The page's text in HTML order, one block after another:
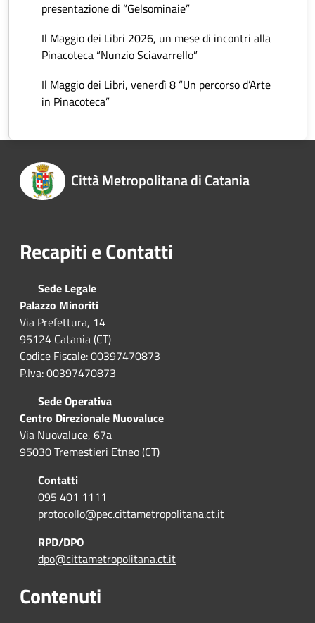
presentazione di “Gelsominaie”
Il Maggio dei Libri 2026, un mese di incontri alla
Pinacoteca “Nunzio Sciavarrello”
Il Maggio dei Libri, venerdì 8 “Un percorso d’Arte
in Pinacoteca”
Città Metropolitana di Catania
Recapiti e Contatti
Sede Legale
Palazzo Minoriti
Via Prefettura, 14
95124 Catania (CT)
Codice Fiscale: 00397470873
P.Iva: 00397470873
Sede Operativa
Centro Direzionale Nuovaluce
Via Nuovaluce, 67a
95030 Tremestieri Etneo (CT)
Contatti
095 401 1111
protocollo@pec.cittametropolitana.ct.it
RPD/DPO
dpo@cittametropolitana.ct.it
Contenuti